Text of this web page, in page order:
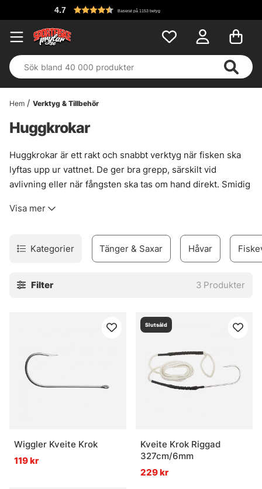
4.7 Baserat på 1153 betyg
Hem Verktyg & Tillbehör
Huggkrokar
Huggkrokar är ett rakt och snabbt verktyg när fisken ska
lyftas upp ur vattnet. De ger bra grepp, särskilt vid
avlivning eller när fångsten ska tas om hand direkt. Smidig
inte för varsam återutsättning. Fel användning kan ge
använda rätt när läget faktiskt kräver det.
För den som vill ha kontroll vid landning av större fisk kan
eller svårhanterligt. Välj ett robust utförande och använd
» Till verktyg bra att ha
Vanliga frågor om huggkrokar
När används en huggkrok?
Visa mer
Kategorier Tänger & Saxar Håvar
Filter 3 Produkter
Wiggler Kveite Krok
119 kr
Slutsåld
Kveite Krok Riggad
327cm/6mm
229 kr